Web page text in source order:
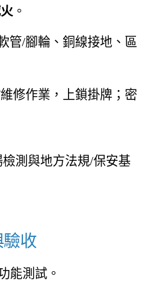
。
管/腳輪、銅線接地、區
修作業，上鎖掛牌；密
測與地方法規/保安基
驗收
能測試。